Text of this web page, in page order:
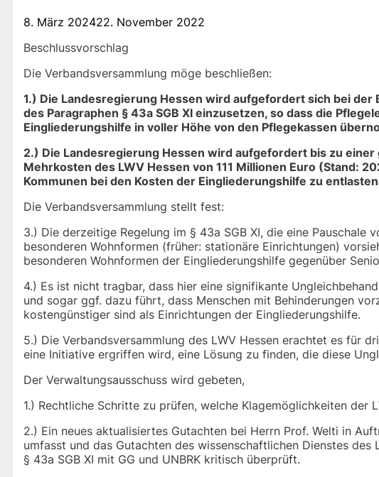
8. März 202422. November 2022
Beschlussvorschlag
Die Verbandsversammlung möge beschließen:
1.) Die Landesregierung Hessen wird aufgefordert sich bei
des Paragraphen § 43a SGB XI einzusetzen, so dass die
Eingliederungshilfe in voller Höhe von den Pflegekassen
2.) Die Landesregierung Hessen wird aufgefordert bis zu
Mehrkosten des LWV Hessen von 111 Millionen Euro (Stand:
Kommunen bei den Kosten der Eingliederungshilfe zu
Die Verbandsversammlung stellt fest:
3.) Die derzeitige Regelung im § 43a SGB XI, die eine
besonderen Wohnformen (früher: stationäre Einrichtungen)
besonderen Wohnformen der Eingliederungshilfe gegenüber
4.) Es ist nicht tragbar, dass hier eine signifikante
und sogar ggf. dazu führt, dass Menschen mit Behinderungen
kostengünstiger sind als Einrichtungen der Eingliederungshilfe.
5.) Die Verbandsversammlung des LWV Hessen erachtet es für
eine Initiative ergriffen wird, eine Lösung zu finden, die diese
Der Verwaltungsausschuss wird gebeten,
1.) Rechtliche Schritte zu prüfen, welche Klagemöglichkeiten der
2.) Ein neues aktualisiertes Gutachten bei Herrn Prof. Welti in
umfasst und das Gutachten des wissenschaftlichen Dienstes
§ 43a SGB XI mit GG und UNBRK kritisch überprüft.